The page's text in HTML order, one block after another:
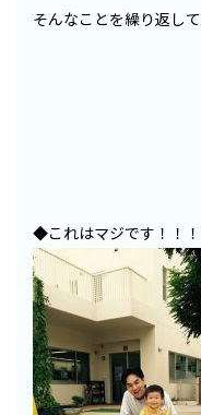
そんなことを繰り返して
◆これはマジです！！